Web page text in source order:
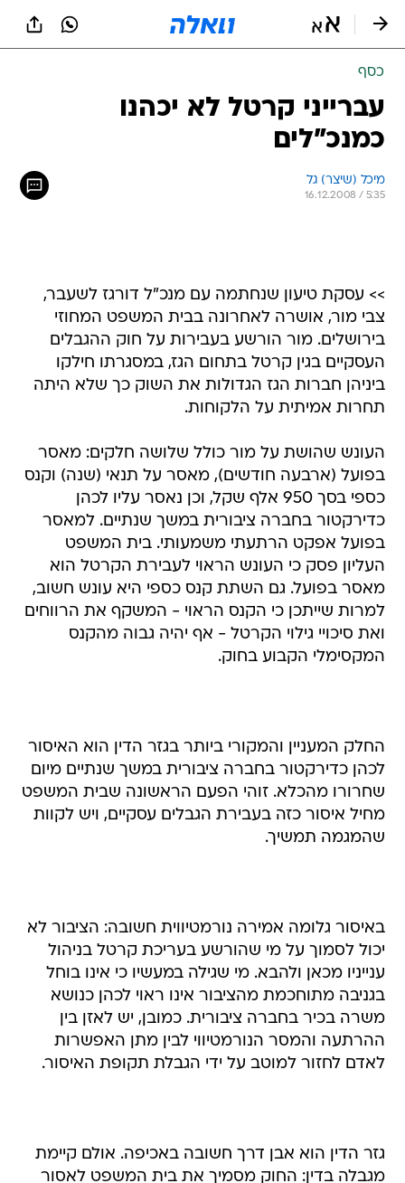
כסף
עברייני קרטל לא יכהנו
כמנכ"לים
מיכל (שיצר) גל
16.12.2008 / 5:35
>> עסקת טיעון שנחתמה עם מנכ"ל דורגז לשעבר,
צבי מור, אושרה לאחרונה בבית המשפט המחוזי
בירושלים. מור הורשע בעבירות על חוק ההגבלים
העסקיים בגין קרטל בתחום הגז, במסגרתו חילקו
ביניהן חברות הגז הגדולות את השוק כך שלא היתה
תחרות אמיתית על הלקוחות.
העונש שהושת על מור כולל שלושה חלקים: מאסר
בפועל (ארבעה חודשים), מאסר על תנאי (שנה) וקנס
כספי בסך 950 אלף שקל, וכן נאסר עליו לכהן
כדירקטור בחברה ציבורית במשך שנתיים. למאסר
בפועל אפקט הרתעתי משמעותי. בית המשפט
העליון פסק כי העונש הראוי לעבירת הקרטל הוא
מאסר בפועל. גם השתת קנס כספי היא עונש חשוב,
למרות שייתכן כי הקנס הראוי - המשקף את הרווחים
ואת סיכויי גילוי הקרטל - אף יהיה גבוה מהקנס
המקסימלי הקבוע בחוק.
החלק המעניין והמקורי ביותר בגזר הדין הוא האיסור
לכהן כדירקטור בחברה ציבורית במשך שנתיים מיום
שחרורו מהכלא. זוהי הפעם הראשונה שבית המשפט
מחיל איסור כזה בעבירת הגבלים עסקיים, ויש לקוות
שהמגמה תמשיך.
באיסור גלומה אמירה נורמטיווית חשובה: הציבור לא
יכול לסמוך על מי שהורשע בעריכת קרטל בניהול
ענייניו מכאן ולהבא. מי שגילה במעשיו כי אינו בוחל
בגניבה מתוחכמת מהציבור אינו ראוי לכהן כנושא
משרה בכיר בחברה ציבורית. כמובן, יש לאזן בין
ההרתעה והמסר הנורמטיווי לבין מתן האפשרות
לאדם לחזור למוטב על ידי הגבלת תקופת האיסור.
גזר הדין הוא אבן דרך חשובה באכיפה. אולם קיימת
מגבלה בדין: החוק מסמיך את בית המשפט לאסור